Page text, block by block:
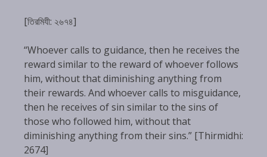
[তিরমিযী: ২৬৭৪]
“Whoever calls to guidance, then he receives the
reward similar to the reward of whoever follows
him, without that diminishing anything from
their rewards. And whoever calls to misguidance,
then he receives of sin similar to the sins of
those who followed him, without that
diminishing anything from their sins.” [Thirmidhi:
2674]